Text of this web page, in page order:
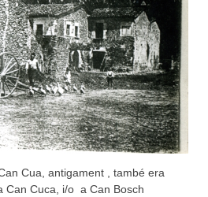
Cua, antigament , també era
Can Cuca, i/o a Can Bosch